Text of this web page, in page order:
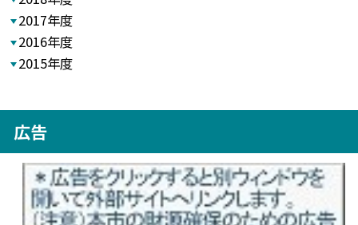
2017年度
2016年度
2015年度
広告